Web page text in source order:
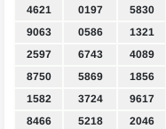
4621
0197 5830
9063
0586 1321
2597
6743 4089
8750
5869 1856
1582
3724 9617
8466
5218 2046